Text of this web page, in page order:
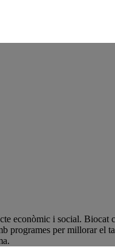
econòmic i social. Biocat
per millorar el